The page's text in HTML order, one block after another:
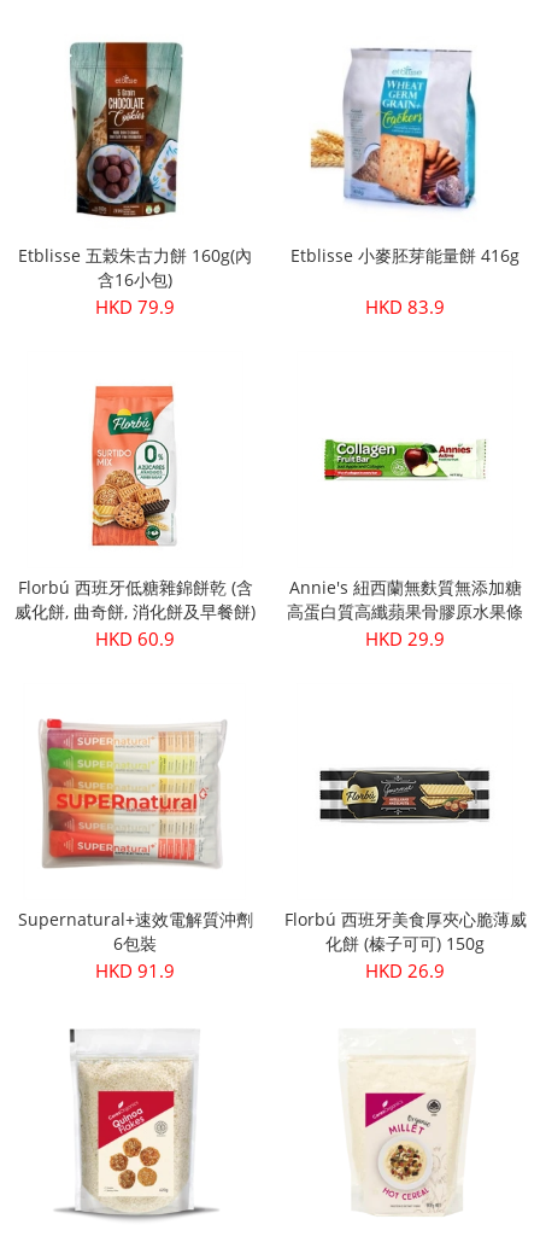
Etblisse 五榖朱古力餅 160g(內
含16小包)
HKD 79.9
Etblisse 小麥胚芽能量餅 416g
HKD 83.9
Florbú 西班牙低糖雜錦餅乾 (含
威化餅, 曲奇餅, 消化餅及早餐餅)
270g
HKD 60.9
Annie's 紐西蘭無麩質無添加糖
高蛋白質高纖蘋果骨膠原水果條
30g
HKD 29.9
Supernatural+速效電解質沖劑
6包裝
HKD 91.9
Florbú 西班牙美食厚夾心脆薄威
化餅 (榛子可可) 150g
HKD 26.9